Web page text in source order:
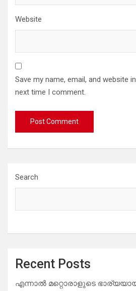
Website
Save my name, email, and website
next time I comment.
Search
Recent Posts
എന്നാൽ മറ്റൊരാളുടെ